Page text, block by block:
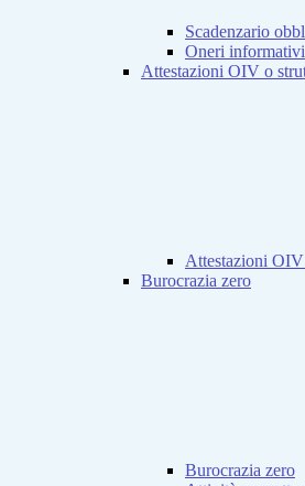
Scadenzario
Oneri
Attestazioni OIV o
Attestazioni OIV
Burocrazia zero
Burocrazia zero